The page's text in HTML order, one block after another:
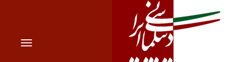
Toggle